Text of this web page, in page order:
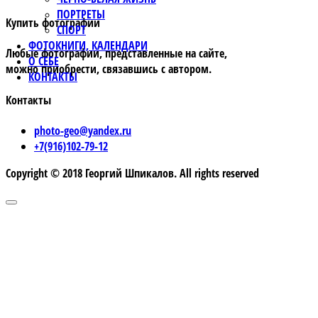
ПОРТРЕТЫ
СПОРТ
ФОТОКНИГИ, КАЛЕНДАРИ
О СЕБЕ
КОНТАКТЫ
Купить фотографии
Любые фотографии, представленные на сайте,
можно приобрести, связавшись с автором.
Контакты
photo-geo@yandex.ru
+7(916)102-79-12
Copyright © 2018 Георгий Шпикалов. All rights reserved